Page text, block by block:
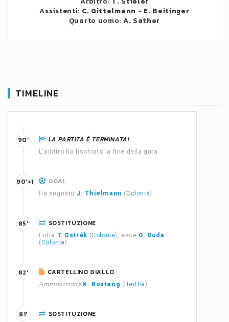
Assistenti: C. Gittelmann - E. Beitinger
Quarto uomo: A. Sather
TIMELINE
LA PARTITA È TERMINATA!
L'arbitro ha fischiato la fine della gara.
90'
GOAL
Ha segnato J. Thielmann (Colonia)
90'+1
SOSTITUZIONE
Entra T. Ostrák (Colonia), esce O. Duda
(Colonia)
85'
CARTELLINO GIALLO
Ammonizione K. Boateng ( Hertha)
82'
SOSTITUZIONE
81'